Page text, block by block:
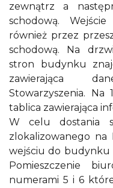
zewnątrz a
schodową.
również przez
schodową. Na
stron budynku
zawierająca
Stowarzyszenia.
tablica zawierająca
W celu dostania
zlokalizowanego
wejściu do budynku
Pomieszczenie
numerami 5 i 6